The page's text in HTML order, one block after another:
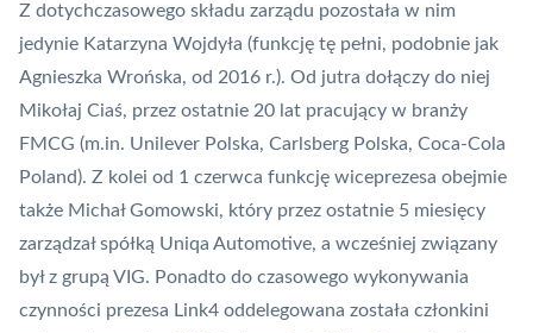
Z dotychczasowego składu zarządu pozostała w nim
jedynie Katarzyna Wojdyła (funkcję tę pełni, podobnie jak
Agnieszka Wrońska, od 2016 r.). Od jutra dołączy do niej
Mikołaj Ciaś, przez ostatnie 20 lat pracujący w branży
FMCG (m.in. Unilever Polska, Carlsberg Polska, Coca-Cola
Poland). Z kolei od 1 czerwca funkcję wiceprezesa obejmie
także Michał Gomowski, który przez ostatnie 5 miesięcy
zarządzał spółką Uniqa Automotive, a wcześniej związany
był z grupą VIG. Ponadto do czasowego wykonywania
czynności prezesa Link4 oddelegowana została członkini